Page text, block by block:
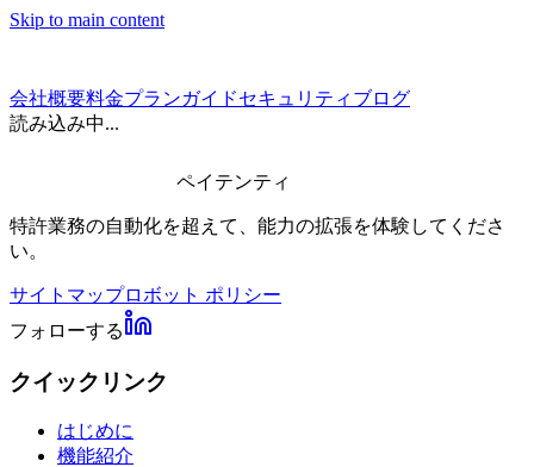
Skip to main content
会社概要料金プランガイドセキュリティ ブログ
読み込み中...
ペイテンティ
特許業務の自動化を超えて、能力の拡張を体験してくださ
い。
サイトマップロボット ポリシー
フォローする
クイックリンク
はじめに
機能紹介